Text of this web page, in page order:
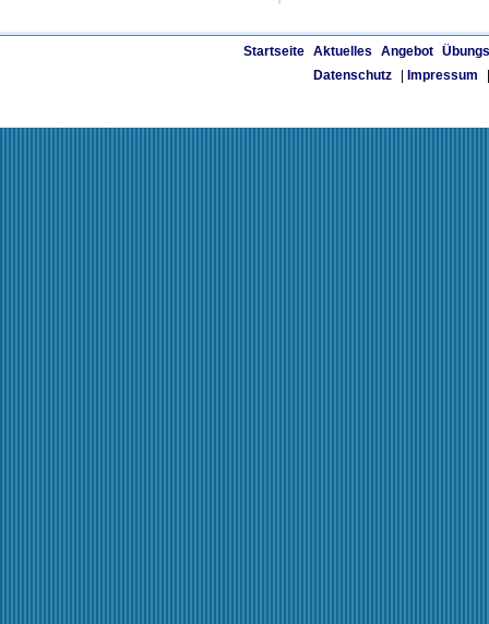
Startseite Aktuelles Angebot
Datenschutz
Impressum